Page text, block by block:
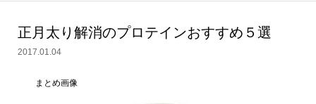
正月太り解消のプロテインおすすめ５選
2017.01.04
まとめ画像